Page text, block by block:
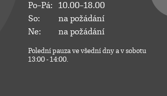
Po–Pá:
10.00–18.00
So:
na požádání
Ne:
na požádání
Polední pauza ve všední dny a v sobotu
13:00 - 14:00.